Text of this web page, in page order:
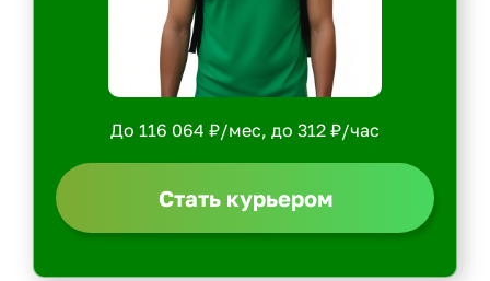
До 116 064 ₽/мес, до 312 ₽/час
Стать курьером